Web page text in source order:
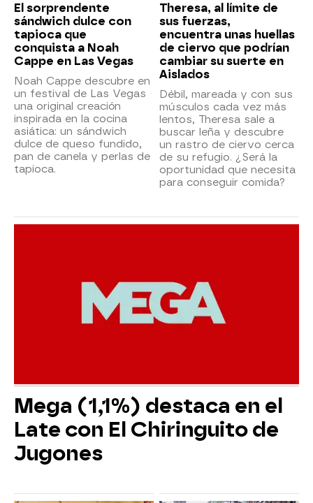
El sorprendente
sándwich dulce con
tapioca que
conquista a Noah
Cappe en Las Vegas
Noah Cappe descubre en
un festival de Las Vegas
una original creación
inspirada en la cocina
asiática: un sándwich
dulce de queso fundido,
pan de canela y perlas de
tapioca.
Theresa, al límite de
sus fuerzas,
encuentra unas huellas
de ciervo que podrían
cambiar su suerte en
Aislados
Débil, mareada y con sus
músculos cada vez más
lentos, Theresa sale a
buscar leña y descubre
un rastro de ciervo cerca
de su refugio. ¿Será la
oportunidad que necesita
para conseguir comida?
Mega (1,1%) destaca en el
Late con El Chiringuito de
Jugones